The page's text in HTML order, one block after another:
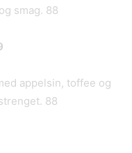
smag. 88
appelsin, toffee og
88